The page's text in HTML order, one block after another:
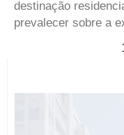
destinação
prevalecer sobre a